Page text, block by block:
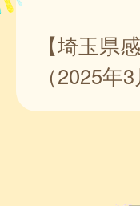
【埼玉県
（2025年